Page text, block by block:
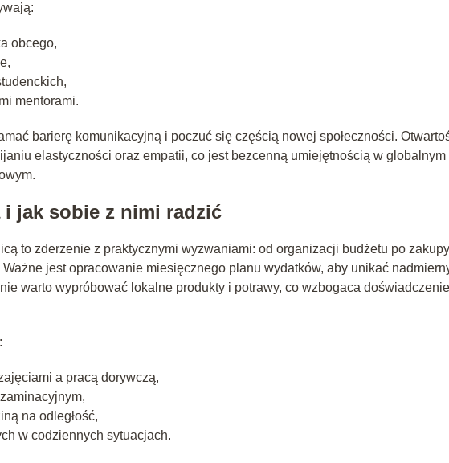
obcego,
mentorami.
barierę komunikacyjną i poczuć się częścią nowej społeczności.
elastyczności oraz empatii, co jest bezcenną umiejętnością w globalnym
jak sobie z nimi radzić
to zderzenie z praktycznymi wyzwaniami: od organizacji budżetu po zakupy
jest opracowanie miesięcznego planu wydatków, aby unikać
warto wypróbować lokalne produkty i potrawy, co wzbogaca doświadczenie
a pracą dorywczą,
na odległość,
w codziennych sytuacjach.